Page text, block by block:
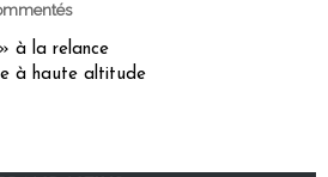
à la relance
à haute altitude